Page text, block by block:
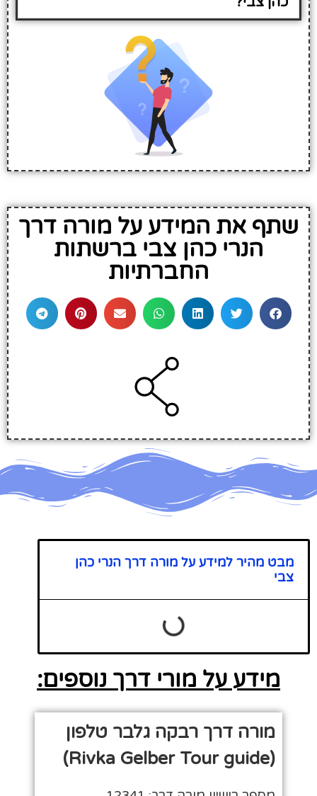
שתף את המידע על מורה דרך
הנרי כהן צבי ברשתות
החברתיות
מבט מהיר למידע על מורה דרך הנרי כהן
צבי
מידע על מורי דרך נוספים:
מורה דרך רבקה גלבר טלפון
(Rivka Gelber Tour guide)